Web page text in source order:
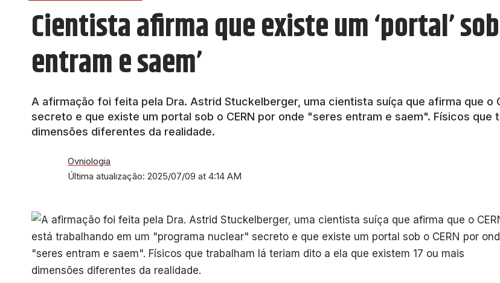
Cientista afirma que existe um ‘portal’ sob
entram e saem’
A afirmação foi feita pela Dra. Astrid Stuckelberger, uma cientista suíça que afirma que o
secreto e que existe um portal sob o CERN por onde "seres entram e saem". Físicos que
dimensões diferentes da realidade.
Última atualização: 2025/07/09 at 4:14 AM
Ovniologia